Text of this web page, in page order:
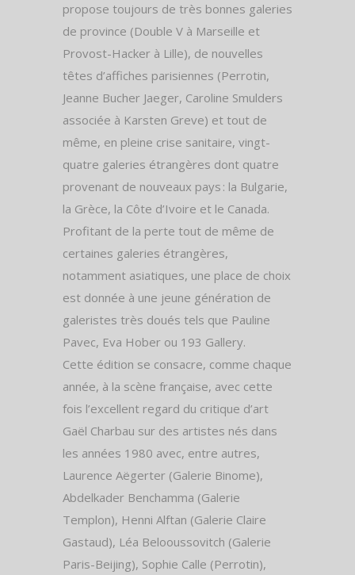
propose toujours de très bonnes galeries
de province (Double V à Marseille et
Provost-Hacker à Lille), de nouvelles
têtes d’affiches parisiennes (Perrotin,
Jeanne Bucher Jaeger, Caroline Smulders
associée à Karsten Greve) et tout de
même, en pleine crise sanitaire, vingt-
quatre galeries étrangères dont quatre
provenant de nouveaux pays : la Bulgarie,
la Grèce, la Côte d’Ivoire et le Canada.
Profitant de la perte tout de même de
certaines galeries étrangères,
notamment asiatiques, une place de choix
est donnée à une jeune génération de
galeristes très doués tels que Pauline
Pavec, Eva Hober ou 193 Gallery.
Cette édition se consacre, comme chaque
année, à la scène française, avec cette
fois l’excellent regard du critique d’art
Gaël Charbau sur des artistes nés dans
les années 1980 avec, entre autres,
Laurence Aëgerter (Galerie Binome),
Abdelkader Benchamma (Galerie
Templon), Henni Alftan (Galerie Claire
Gastaud), Léa Belooussovitch (Galerie
Paris-Beijing), Sophie Calle (Perrotin),